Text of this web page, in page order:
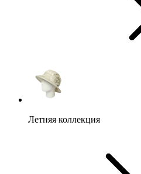
Летняя коллекция